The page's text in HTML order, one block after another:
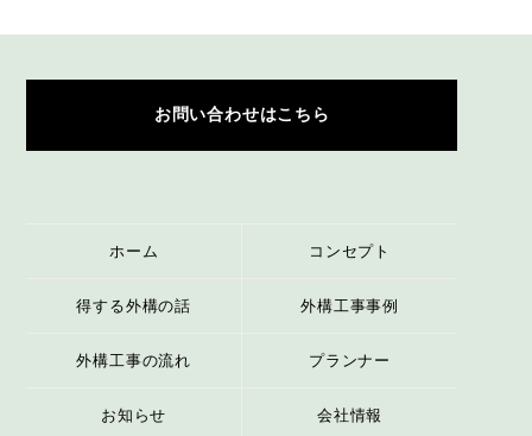
お問い合わせはこちら
ホーム コンセプト
得する外構の話 外構工事事例
外構工事の流れ プランナー
お知らせ 会社情報